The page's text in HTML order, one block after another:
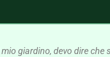
giardino, devo dire